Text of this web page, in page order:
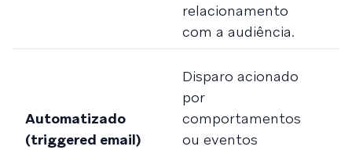
relacionamento
com a audiência.
Automatizado
(triggered email)
Disparo acionado
por
comportamentos
ou eventos